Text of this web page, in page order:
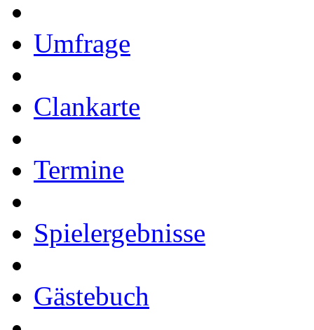
Umfrage
Clankarte
Termine
Spielergebnisse
Gästebuch